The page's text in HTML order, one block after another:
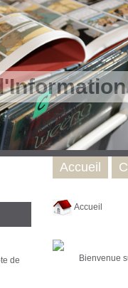
Accueil
Bienvenue sur
Accueil
de